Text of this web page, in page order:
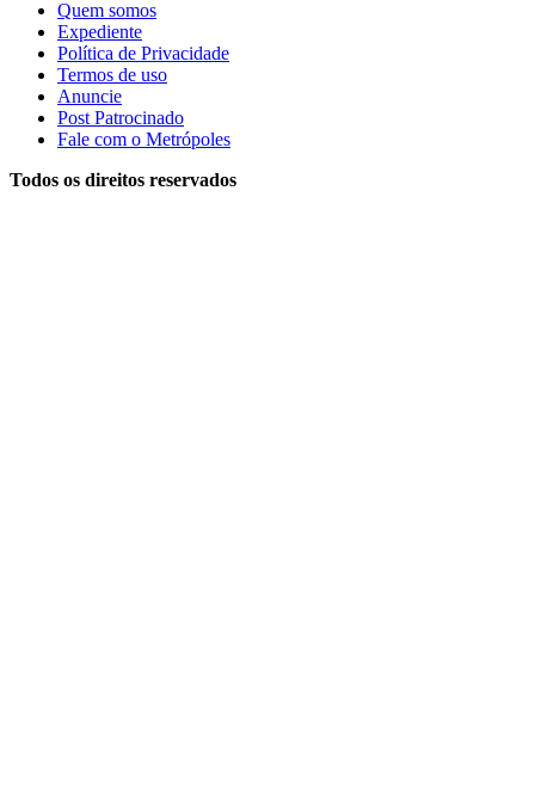
Quem somos
Expediente
Política de Privacidade
Termos de uso
Anuncie
Post Patrocinado
Fale com o Metrópoles
Todos os direitos reservados